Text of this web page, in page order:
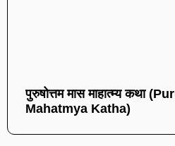
पुरुषोत्तम मास माहात्म्य कथा
Mahatmya Katha)